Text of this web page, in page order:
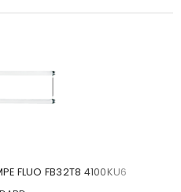
FLUO FB32T8 4100KU6